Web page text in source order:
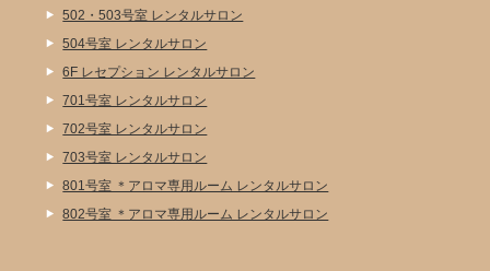
502・503号室 レンタルサロン
504号室 レンタルサロン
6F レセプション レンタルサロン
701号室 レンタルサロン
702号室 レンタルサロン
703号室 レンタルサロン
801号室 ＊アロマ専用ルーム レンタルサロン
802号室 ＊アロマ専用ルーム レンタルサロン